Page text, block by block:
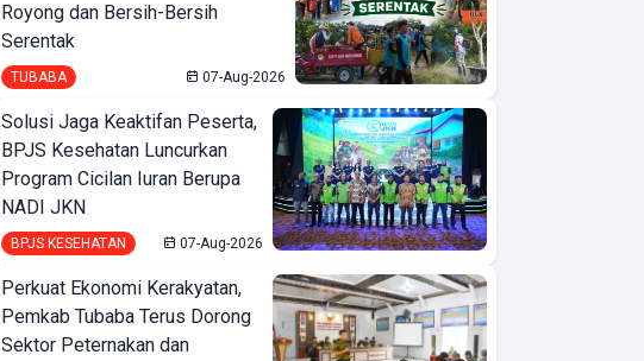
Royong dan Bersih-Bersih
Serentak
TUBABA 07-Aug-2026
Solusi Jaga Keaktifan Peserta,
BPJS Kesehatan Luncurkan
Program Cicilan Iuran Berupa
NADI JKN
BPJS KESEHATAN 07-Aug-2026
Perkuat Ekonomi Kerakyatan,
Pemkab Tubaba Terus Dorong
Sektor Peternakan dan